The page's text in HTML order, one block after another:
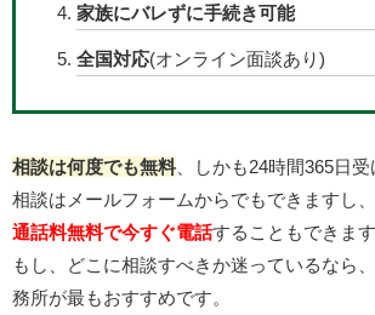
家族にバレずに手続き可能
全国対応(オンライン面談あり)
相談は何度でも無料、しかも24時間365日受
相談はメールフォームからでもできますし
通話料無料で今すぐ電話することもできます
もし、どこに相談すべきか迷っているなら
務所が最もおすすめです。